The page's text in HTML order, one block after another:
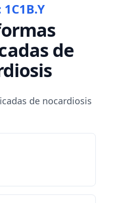
1C1B.Y
de
de nocardiosis